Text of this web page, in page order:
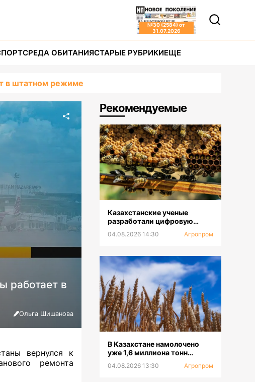
№30 (2584) от
31.07.2026
СРЕДА ОБИТАНИЯСТАРЫЕ РУБРИКИЕЩЕ
в штатном режиме
работает в
Ольга Шишанова
вернулся к
ремонта
Рекомендуемые
Казахстанские ученые
разработали цифровую
пчел
04.08.2026 14:30 Агропром
В Казахстане намолочено
уже 1,6 миллиона тонн
04.08.2026 13:30 Агропром